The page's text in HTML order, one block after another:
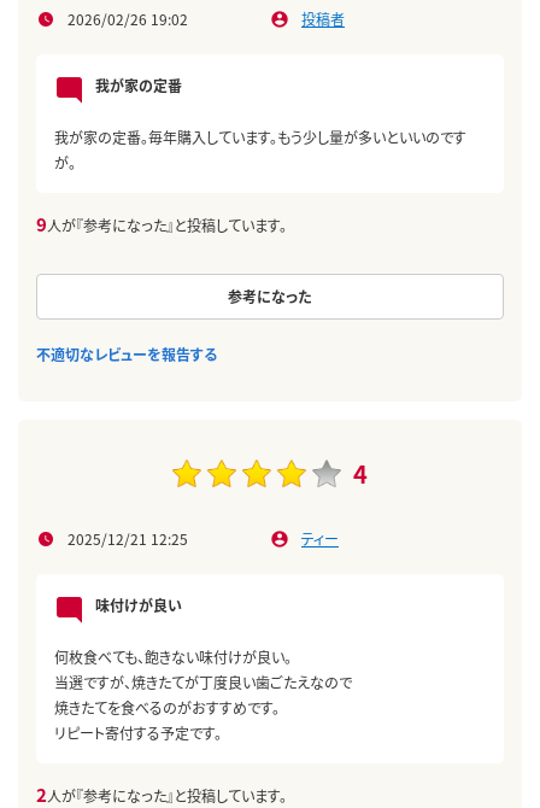
2026/02/26 19:02 投稿者
我が家の定番
我が家の定番。毎年購入しています。もう少し量が多いといいのです
が。
9人が『参考になった』と投稿しています。
参考になった
不適切なレビューを報告する
4
2025/12/21 12:25 ティー
味付けが良い
何枚食べても、飽きない味付けが良い。
当選ですが、焼きたてが丁度良い歯ごたえなので
焼きたてを食べるのがおすすめです。
リピート寄付する予定です。
2人が『参考になった』と投稿しています。